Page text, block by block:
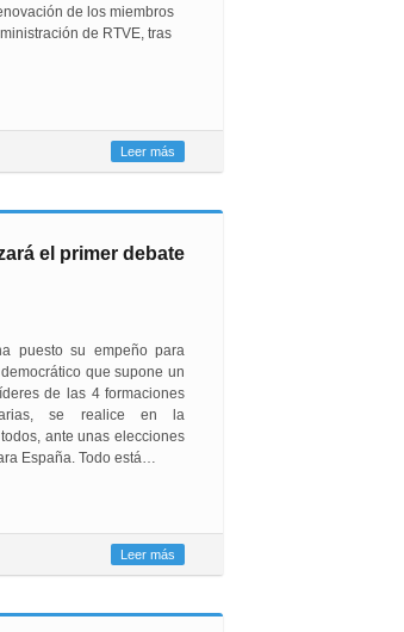
de los miembros
de RTVE, tras
Leer más
el primer debate
puesto su empeño para
que supone un
de las 4 formaciones
se realice en la
ante unas elecciones
España. Todo está…
Leer más